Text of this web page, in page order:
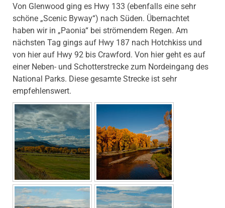
Von Glenwood ging es Hwy 133 (ebenfalls eine sehr
schöne „Scenic Byway“) nach Süden. Übernachtet
haben wir in „Paonia“ bei strömendem Regen. Am
nächsten Tag gings auf Hwy 187 nach Hotchkiss und
von hier auf Hwy 92 bis Crawford. Von hier geht es auf
einer Neben- und Schotterstrecke zum Nordeingang des
National Parks. Diese gesamte Strecke ist sehr
empfehlenswert.